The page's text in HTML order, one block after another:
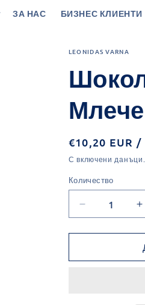
ЗА НАС БИЗНЕС КЛИЕНТИ
LEONIDAS VARNA
Обичайна
цена
€10,20 EUR /
С включени
Количество
Количество
Намаляване
на